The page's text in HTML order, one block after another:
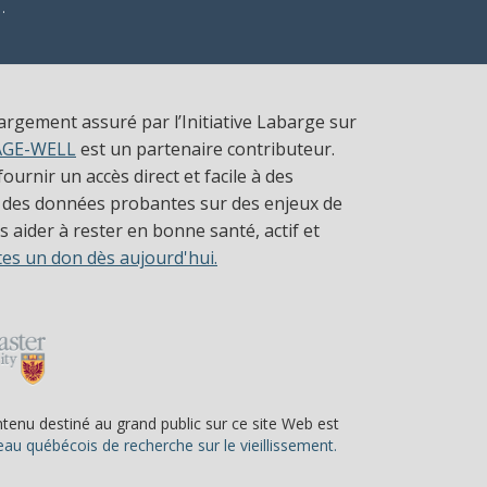
assuré par l’Initiative Labarge sur
WELLest un partenaire contributeur.
un accès direct et facile à des
données probantes sur des enjeux de
aider à rester en bonne santé, actif et
un don dès aujourd'hui.
destiné au grand public sur ce site Web est
québécois de recherche sur le vieillissement.